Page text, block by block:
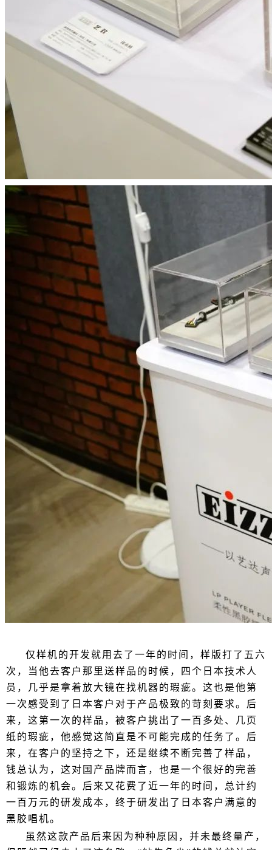
仅样机的开发就用去了一年的时间，样版打了五六
次，当他去客户那里送样品的时候，四个日本技术人
员，几乎是拿着放大镜在找机器的瑕疵。这也是他第
一次感受到了日本客户对于产品极致的苛刻要求。后
来，这第一次的样品，被客户挑出了一百多处、几页
纸的瑕疵，他感觉这简直是不可能完成的任务了。后
来，在客户的坚持之下，还是继续不断完善了样品，
钱总认为，这对国产品牌而言，也是一个很好的完善
和锻炼的机会。后来又花费了近一年的时间，总计约
一百万元的研发成本，终于研发出了日本客户满意的
黑胶唱机。
虽然这款产品后来因为种种原因，并未最终量产，